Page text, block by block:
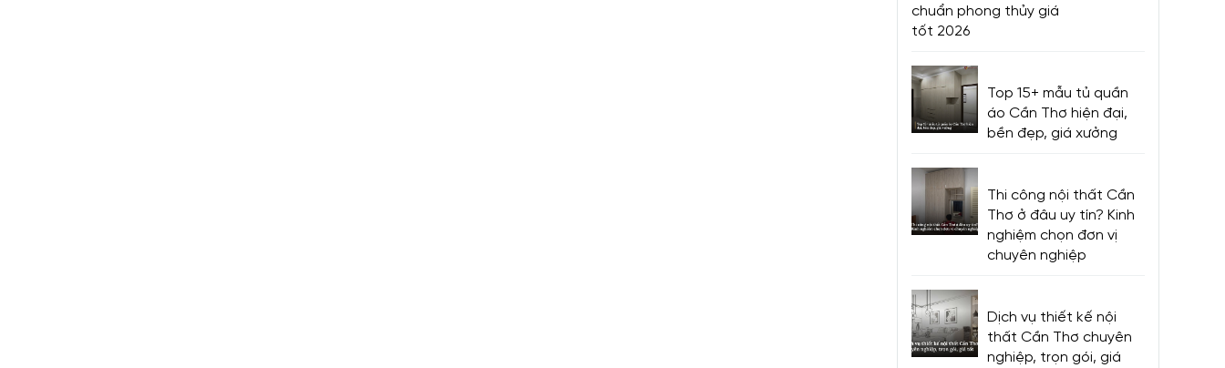
chuẩn phong thủy giá
tốt 2026
Top 15+ mẫu tủ quần
áo Cần Thơ hiện đại,
bền đẹp, giá xưởng
Thi công nội thất Cần
Thơ ở đâu uy tín? Kinh
nghiệm chọn đơn vị
chuyên nghiệp
Dịch vụ thiết kế nội
thất Cần Thơ chuyên
nghiệp, trọn gói, giá